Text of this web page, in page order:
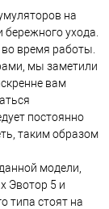
на
ухода.
время работы.
мы заметили
вам
постоянно
таким образом
модели,
Эвотор 5 и
типа стоят на